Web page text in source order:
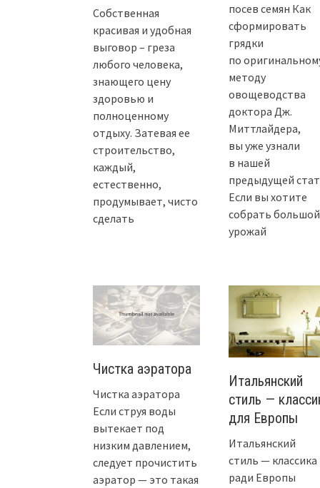
Собственная
красивая и удобная
выговор – греза
любого человека,
знающего цену
здоровью и
полноценному
отдыху. Затевая ее
строительство,
каждый,
естественно,
продумывает, чисто
сделать
посев семян Как
сформировать
грядки
по
методу
овощеводства
доктора Дж.
Миттлайдера,
вы уже узнали
в нашей
предыдущей
Если вы хотите
собрать большой
урожай
Чистка аэратора
Чистка аэратора
Если струя воды
вытекает под
низким давлением,
следует прочистить
аэратор — это такая
Итальянский
стиль —
для Европы
Итальянский
стиль — классика
ради Европы